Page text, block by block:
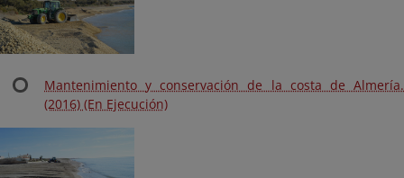
Mantenimiento y conservación de la costa de Almería.
(2016) (En Ejecución)